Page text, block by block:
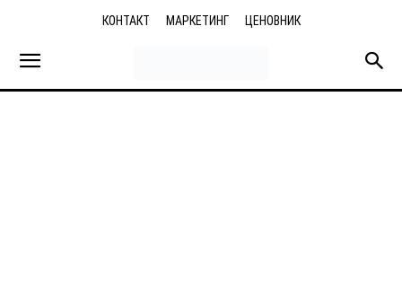
КОНТАКТ МАРКЕТИНГ ЦЕНОВНИК